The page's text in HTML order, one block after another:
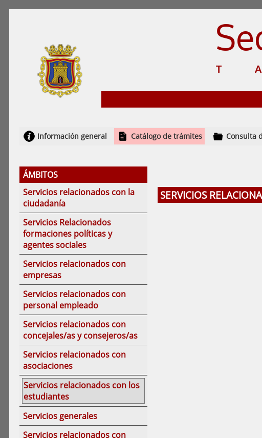
Información general Catálogo de trámites Consulta
ÁMBITOS
Servicios relacionados con la
ciudadanía
Servicios Relacionados
formaciones políticas y
agentes sociales
Servicios relacionados con
empresas
Servicios relacionados con
personal empleado
Servicios relacionados con
concejales/as y consejeros/as
Servicios relacionados con
asociaciones
Servicios relacionados con los
estudiantes
Servicios generales
Servicios relacionados con
SERVICIOS